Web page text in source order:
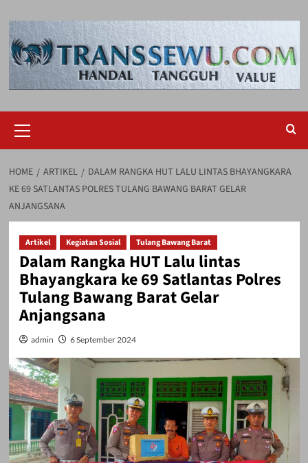
to
content
Menu
HOME ARTIKEL
DALAM RANGKA HUT LALU LINTAS BHAYANGKARA
KE 69 SATLANTAS POLRES TULANG BAWANG BARAT GELAR
ANJANGSANA
Artikel Kegiatan Sosial Tulang Bawang Barat
Dalam Rangka HUT Lalu lintas
Bhayangkara ke 69 Satlantas Polres
Tulang Bawang Barat Gelar
Anjangsana
admin 6 September 2024